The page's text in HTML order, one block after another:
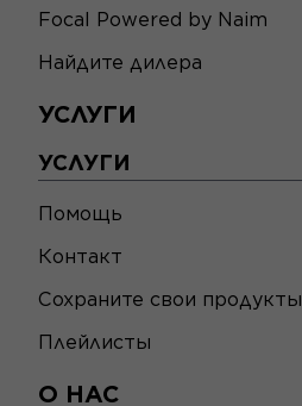
Focal Powered by Naim
Найдите дилера
УСЛУГИ
УСЛУГИ
Помощь
Контакт
Сохраните свои продукты
Плейлисты
О НАС